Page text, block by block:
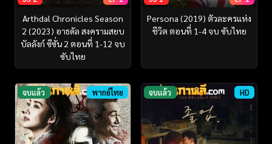
Arthdal Chronicles Season
2 (2023) อาธดัล สงครามสยบ
บัลลังก์ ซีซั่น 2 ตอนที่ 1-12 จบ
ซับไทย
Persona (2019) ตัวละครแห่ง
ชีวิต ตอนที่ 1-4 จบ ซับไทย
จบแล้ว พากย์ไทย จบแล้ว HD